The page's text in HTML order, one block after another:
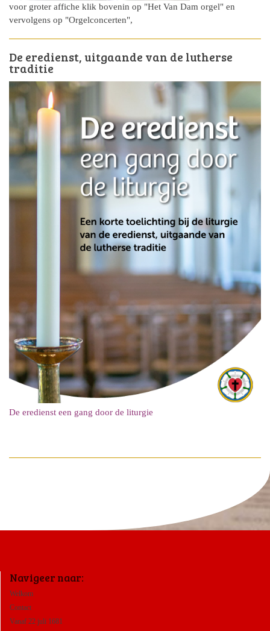
voor groter affiche klik bovenin op "Het Van Dam orgel" en
vervolgens op "Orgelconcerten",
De eredienst, uitgaande van de lutherse
traditie
De eredienst een gang door de liturgie
Navigeer naar:
Welkom
Contact
Vanaf 22 juli 1681